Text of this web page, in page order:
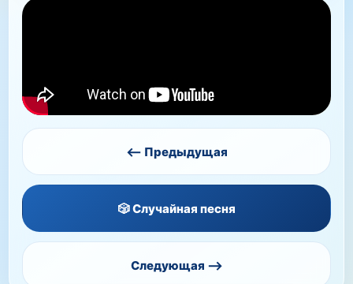
⟵ Предыдущая
🎲 Случайная песня
Следующая ⟶